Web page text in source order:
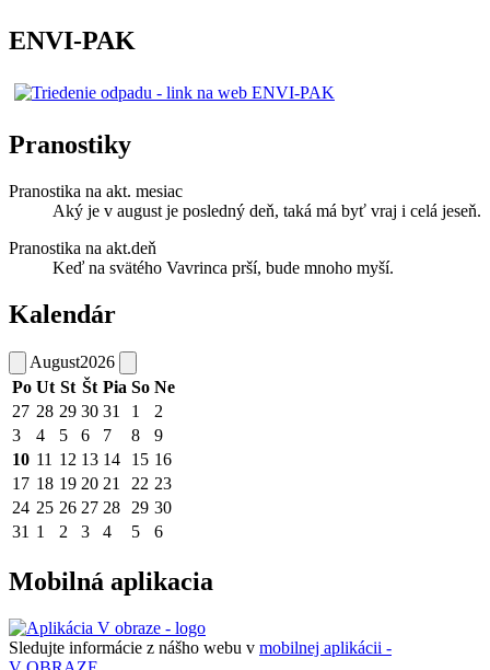
ENVI-PAK
Pranostiky
Pranostika na akt. mesiac
Aký je v august je posledný deň, taká má byť vraj i celá jeseň.
Pranostika na akt.deň
Keď na svätého Vavrinca prší, bude mnoho myší.
Kalendár
August2026
Po Ut St Št Pia So Ne
27 28 29 30 31 1
2
3
4 5 6 7 8
9
10 11 12 13 14 15 16
17 18 19 20 21 22 23
24 25 26 27 28 29 30
31 1 2 3 4 5 6
Mobilná aplikacia
Sledujte informácie z nášho webu v mobilnej aplikácii -